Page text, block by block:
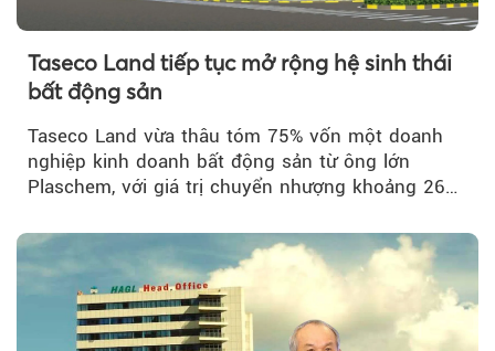
Taseco Land tiếp tục mở rộng hệ sinh thái
bất động sản
Taseco Land vừa thâu tóm 75% vốn một doanh
nghiệp kinh doanh bất động sản từ ông lớn
Plaschem, với giá trị chuyển nhượng khoảng 262